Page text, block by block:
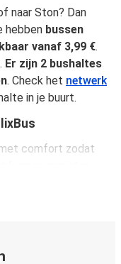
naar Ston? Dan
hebben bussen
vanaf 3,99 €.
Er zijn 2 bushaltes
. Check het netwerk
in je buurt.
comfort zodat
van onze